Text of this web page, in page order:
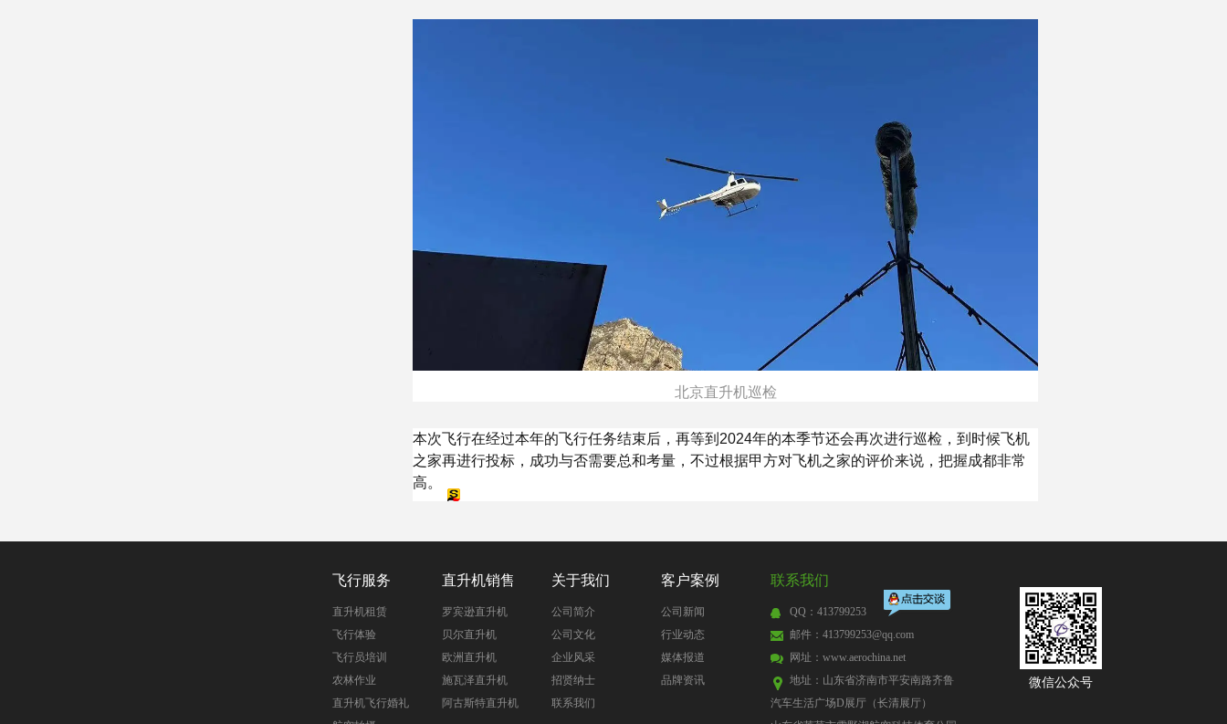
北京直升机巡检
本次飞行在经过本年的飞行任务结束后，再等到2024年的本季节还会再次进行巡检，到时候飞机
之家再进行投标，成功与否需要总和考量，不过根据甲方对飞机之家的评价来说，把握成都非常
高。
飞行服务
直升机租赁
飞行体验
飞行员培训
农林作业
直升机飞行婚礼
直升机销售
罗宾逊直升机
贝尔直升机
欧洲直升机
施瓦泽直升机
阿古斯特直升机
关于我们
公司简介
公司文化
企业风采
招贤纳士
联系我们
客户案例
公司新闻
行业动态
媒体报道
品牌资讯
联系我们
QQ：413799253
邮件：413799253@qq.com
网址： www.aerochina.net
地址：山东省济南市平安南路齐鲁
汽车生活广场D展厅（长清展厅）
微信公众号